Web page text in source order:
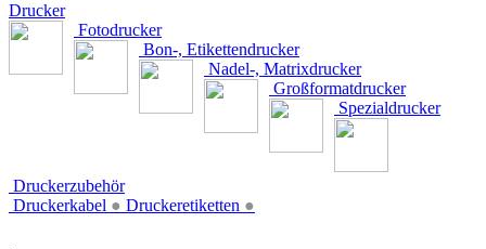
Drucker
Fotodrucker
Bon-, Etikettendrucker
Nadel-, Matrixdrucker
Großformatdrucker
Spezialdrucker
Druckerzubehör
Druckerkabel ● Druckeretiketten ●